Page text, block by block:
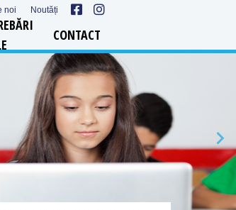
noi Noutăți
CONTACT